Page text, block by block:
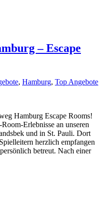
– Escape
, Hamburg, Top Angebote
Hamburg Escape Rooms!
Erlebnisse an unseren
und in St. Pauli. Dort
herzlich empfangen
betreut. Nach einer